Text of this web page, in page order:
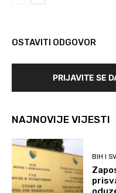
OSTAVITI ODGOVOR
PRIJAVITE SE
NAJNOVIJE VIJESTI
BIH I